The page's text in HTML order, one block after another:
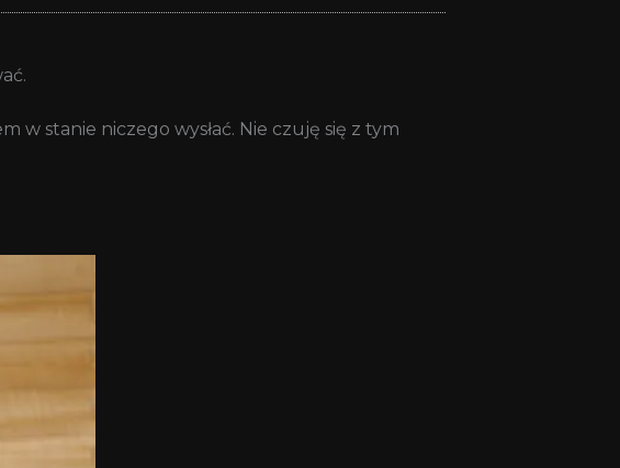
w stanie niczego wysłać. Nie czuję się z tym